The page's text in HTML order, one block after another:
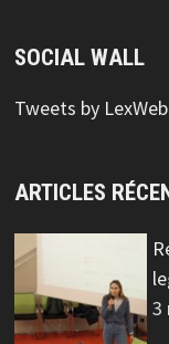
SOCIAL WALL
Tweets by
ARTICLES
3